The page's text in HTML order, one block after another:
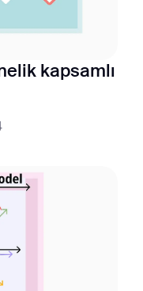
kapsamlı